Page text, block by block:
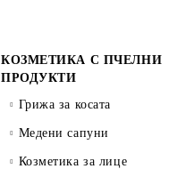
КОЗМЕТИКА С ПЧЕЛНИ
ПРОДУКТИ
Грижа за косата
Медени сапуни
Козметика за лице